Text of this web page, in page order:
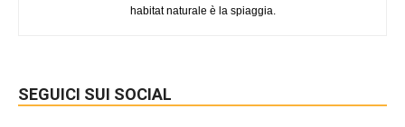
habitat naturale è la spiaggia.
SEGUICI SUI SOCIAL